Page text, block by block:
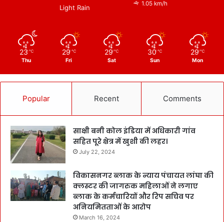
Light Rain
1.05 km/h
23 ℃
Thu
29 ℃
Fri
29 ℃
Sat
30 ℃
Sun
29 ℃
Mon
Popular Recent Comments
साक्षी बनी कोल इंडिया में अधिकारी गांव
सहित पूरे क्षेत्र में खुशी की लहर।
July 22, 2024
विकासनगर ब्लाक के न्याय पंचायत लांघा की
क्लस्टर की जागरुक महिलाओं ने लगाए
ब्लाक के कर्मचारियों और रिप सचिव पर
अनियमितताओं के आरोप
March 16, 2024